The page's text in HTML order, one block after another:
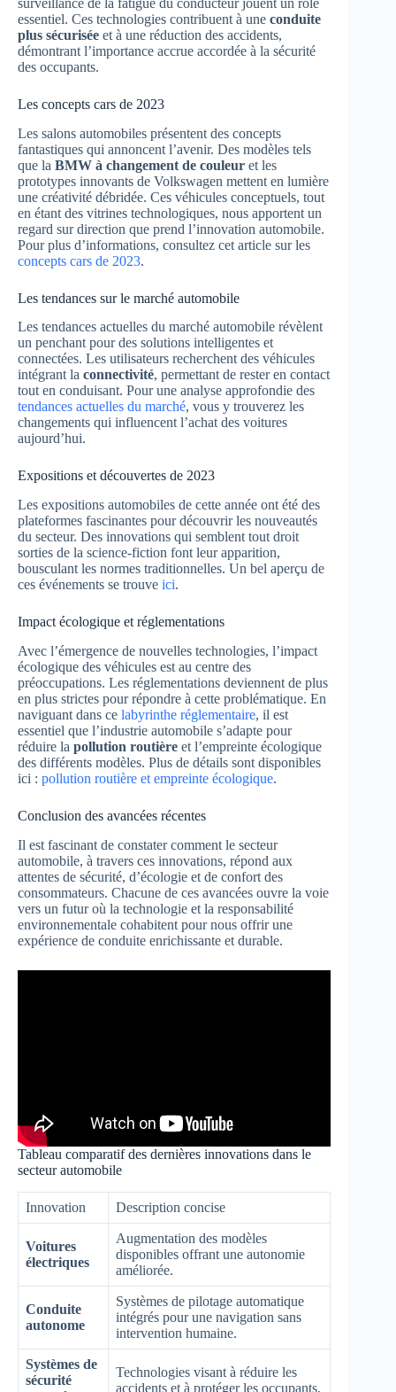
essentiel. Ces technologies contribuent à une conduite
plus sécurisée et à une réduction des accidents,
démontrant l’importance accrue accordée à la sécurité
des occupants.
Les concepts cars de 2023
Les salons automobiles présentent des concepts
fantastiques qui annoncent l’avenir. Des modèles tels
que la BMW à changement de couleur et les
prototypes innovants de Volkswagen mettent en lumière
une créativité débridée. Ces véhicules conceptuels, tout
en étant des vitrines technologiques, nous apportent un
regard sur direction que prend l’innovation automobile.
Pour plus d’informations, consultez cet article sur les
concepts cars de 2023.
Les tendances sur le marché automobile
Les tendances actuelles du marché automobile révèlent
un penchant pour des solutions intelligentes et
connectées. Les utilisateurs recherchent des véhicules
intégrant la connectivité, permettant de rester en contact
tout en conduisant. Pour une analyse approfondie des
tendances actuelles du marché, vous y trouverez les
changements qui influencent l’achat des voitures
aujourd’hui.
Expositions et découvertes de 2023
Les expositions automobiles de cette année ont été des
plateformes fascinantes pour découvrir les nouveautés
du secteur. Des innovations qui semblent tout droit
sorties de la science-fiction font leur apparition,
bousculant les normes traditionnelles. Un bel aperçu de
ces événements se trouve ici.
Impact écologique et réglementations
Avec l’émergence de nouvelles technologies, l’impact
écologique des véhicules est au centre des
préoccupations. Les réglementations deviennent de plus
en plus strictes pour répondre à cette problématique. En
naviguant dans ce labyrinthe réglementaire, il est
essentiel que l’industrie automobile s’adapte pour
réduire la pollution routière et l’empreinte écologique
des différents modèles. Plus de détails sont disponibles
ici : pollution routière et empreinte écologique.
Conclusion des avancées récentes
Il est fascinant de constater comment le secteur
automobile, à travers ces innovations, répond aux
attentes de sécurité, d’écologie et de confort des
consommateurs. Chacune de ces avancées ouvre la voie
vers un futur où la technologie et la responsabilité
environnementale cohabitent pour nous offrir une
expérience de conduite enrichissante et durable.
Tableau comparatif des dernières innovations dans le
secteur automobile
Innovation Description concise
Voitures
électriques
Augmentation des modèles
disponibles offrant une autonomie
améliorée.
Conduite
autonome
Systèmes de pilotage automatique
intégrés pour une navigation sans
intervention humaine.
Systèmes de
sécurité
Technologies visant à réduire les
accidents et à protéger les occupants.